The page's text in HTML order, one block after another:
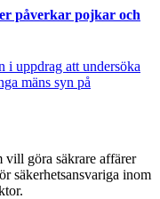
påverkar pojkar och
i uppdrag att undersöka
mäns syn på
vill göra säkrare affärer
säkerhets­ansvariga inom